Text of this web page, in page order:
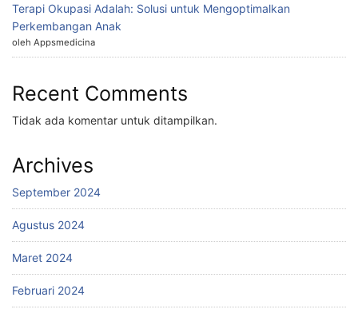
Terapi Okupasi Adalah: Solusi untuk Mengoptimalkan
Perkembangan Anak
oleh Appsmedicina
Recent Comments
Tidak ada komentar untuk ditampilkan.
Archives
September 2024
Agustus 2024
Maret 2024
Februari 2024